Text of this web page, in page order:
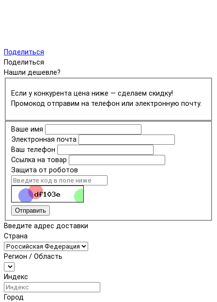
Поделиться
Поделиться
Нашли дешевле?
Если у конкурента цена ниже — сделаем скидку!
Промокод отправим на телефон или электронную почту.
Ваше имя
Электронная почта
Ваш телефон
Ссылка на товар
Защита от роботов
Отправить
Введите адрес доставки
Страна
Регион / Область
Индекс
Город